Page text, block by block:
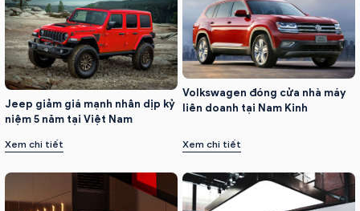
Jeep giảm giá mạnh nhân dịp kỷ
niệm 5 năm tại Việt Nam
Xem chi tiết
Volkswagen đóng cửa nhà máy
liên doanh tại Nam Kinh
Xem chi tiết